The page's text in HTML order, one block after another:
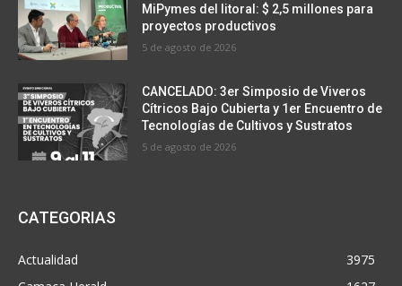
MiPymes del litoral: $ 2,5 millones para
proyectos productivos
5 de agosto de 2026
CANCELADO: 3er Simposio de Viveros
Cítricos Bajo Cubierta y 1er Encuentro de
Tecnologías de Cultivos y Sustratos
5 de agosto de 2026
CATEGORIAS
Actualidad
3975